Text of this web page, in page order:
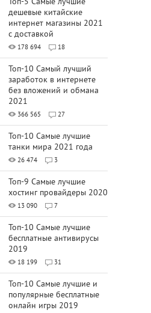
Топ-5 Самые лучшие
дешевые китайские
интернет магазины 2021
с доставкой
178 694 18
Топ-10 Самый лучший
заработок в интернете
без вложений и обмана
2021
366 565 27
Топ-10 Самые лучшие
танки мира 2021 года
26 474 3
Топ-9 Самые лучшие
хостинг провайдеры 2020
13 090 7
Топ-10 Самые лучшие
бесплатные антивирусы
2019
18 199 31
Топ-10 Самые лучшие и
популярные бесплатные
онлайн игры 2019